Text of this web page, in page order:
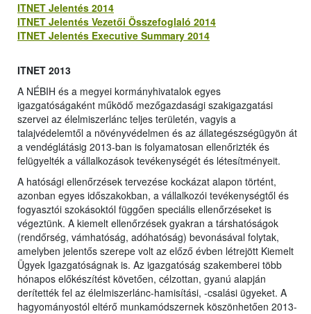
ITNET Jelentés 2014
ITNET Jelentés Vezetői Összefoglaló 2014
ITNET Jelentés Executive Summary 2014
ITNET 2013
A NÉBIH és a megyei kormányhivatalok egyes
igazgatóságaként működő mezőgazdasági szakigazgatási
szervei az élelmiszerlánc teljes területén, vagyis a
talajvédelemtől a növényvédelmen és az állategészségügyön át
a vendéglátásig 2013-ban is folyamatosan ellenőrizték és
felügyelték a vállalkozások tevékenységét és létesítményeit.
A hatósági ellenőrzések tervezése kockázat alapon történt,
azonban egyes időszakokban, a vállalkozói tevékenységtől és
fogyasztói szokásoktól függően speciális ellenőrzéseket is
végeztünk. A kiemelt ellenőrzések gyakran a társhatóságok
(rendőrség, vámhatóság, adóhatóság) bevonásával folytak,
amelyben jelentős szerepe volt az előző évben létrejött Kiemelt
Ügyek Igazgatóságnak is. Az igazgatóság szakemberei több
hónapos előkészítést követően, célzottan, gyanú alapján
derítették fel az élelmiszerlánc-hamisítási, -csalási ügyeket. A
hagyományostól eltérő munkamódszernek köszönhetően 2013-